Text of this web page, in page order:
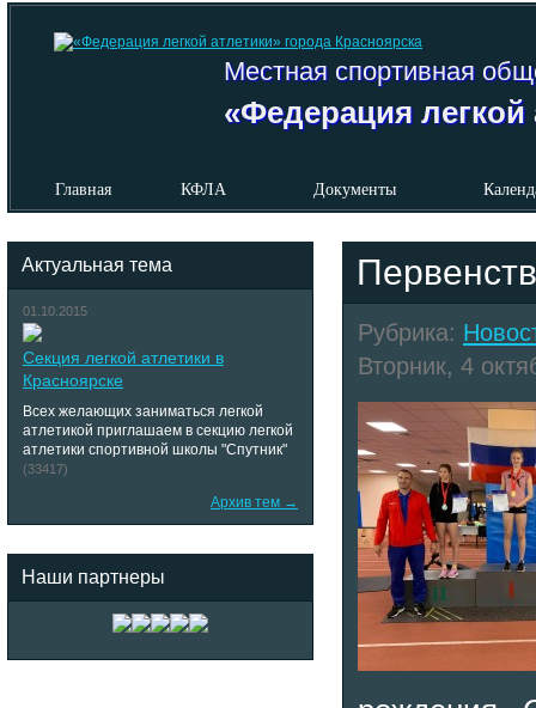
Местная спортивная
«Федерация легкой
Главная КФЛА Документы
Актуальная тема
01.10.2015
Секция легкой атлетики в
Красноярске
Всех желающих заниматься легкой
атлетикой приглашаем в секцию легкой
атлетики спортивной школы "Спутник"
(33417)
Архив тем →
Наши партнеры
Рубрика:
Вторник, 4